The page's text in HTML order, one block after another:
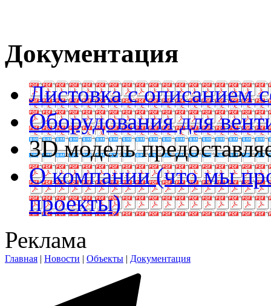
Документация
Листовка с описанием
Оборудования для
3D модель
О компании (что мы
проекты)
Реклама
Главная | Новости | Объекты | Документация